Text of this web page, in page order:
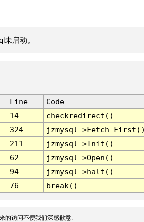
启动。
Line
Code
14
checkredirect()
324
jzmysql-
211
jzmysql->Init()
62
jzmysql->Open()
94
jzmysql->halt()
76 break()
的访问不便我们深感歉意.